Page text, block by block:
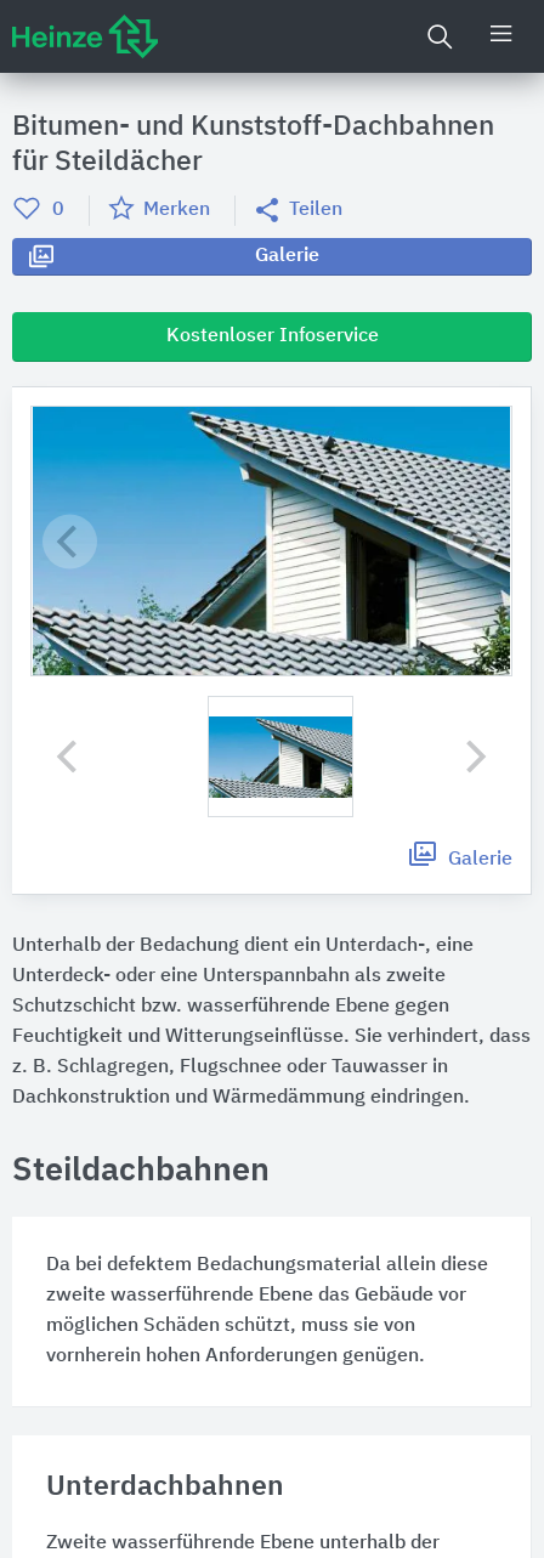
Bitumen- und Kunststoff-Dachbahnen
für Steildächer
0 Merken Teilen
Galerie
Kostenloser Infoservice
Galerie
Unterhalb der Bedachung dient ein Unterdach-, eine
Unterdeck- oder eine Unterspannbahn als zweite
Schutzschicht bzw. wasserführende Ebene gegen
Feuchtigkeit und Witterungseinflüsse. Sie verhindert, dass
z. B. Schlagregen, Flugschnee oder Tauwasser in
Dachkonstruktion und Wärmedämmung eindringen.
Steildachbahnen
Da bei defektem Bedachungsmaterial allein diese
zweite wasserführende Ebene das Gebäude vor
möglichen Schäden schützt, muss sie von
vornherein hohen Anforderungen genügen.
Unterdachbahnen
Zweite wasserführende Ebene unterhalb der